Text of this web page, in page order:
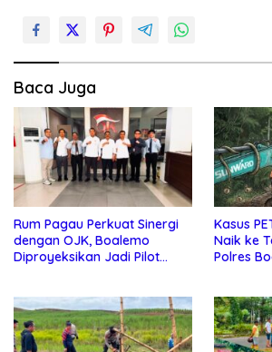
Baca Juga
Rum Pagau Perkuat Sinergi
dengan OJK, Boalemo
Diproyeksikan Jadi Pilot
Kasus
Naik ke
Polres